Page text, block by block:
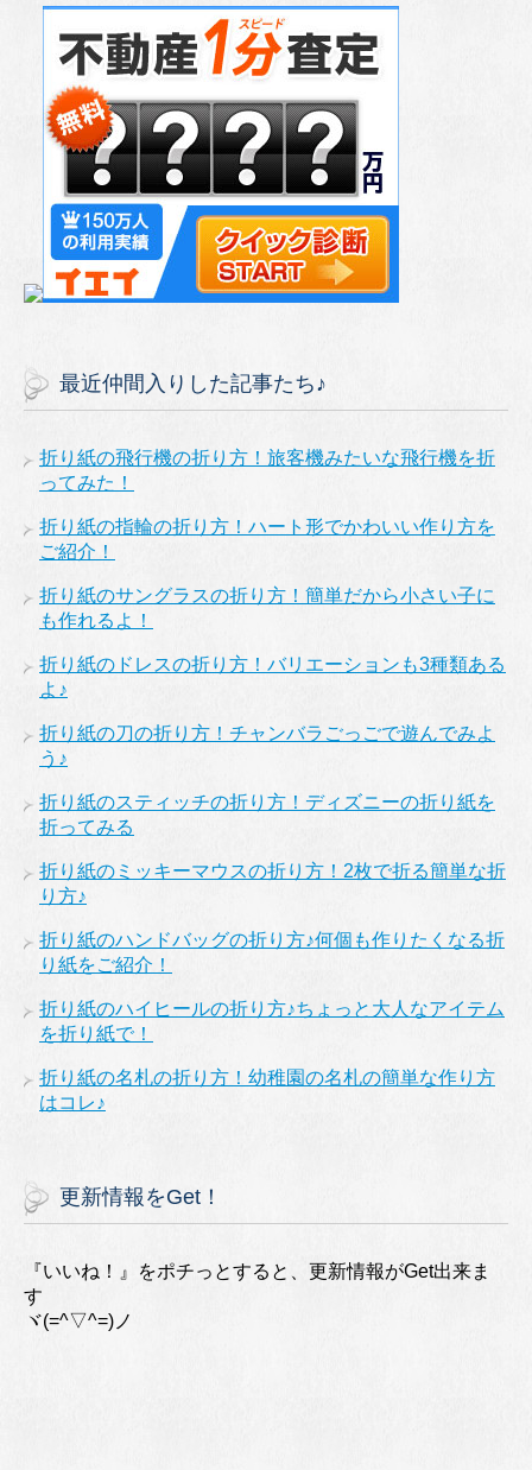
最近仲間入りした記事たち♪
折り紙の飛行機の折り方！旅客機みたいな飛行機を折
ってみた！
折り紙の指輪の折り方！ハート形でかわいい作り方を
ご紹介！
折り紙のサングラスの折り方！簡単だから小さい子に
も作れるよ！
折り紙のドレスの折り方！バリエーションも3種類ある
よ♪
折り紙の刀の折り方！チャンバラごっごで遊んでみよ
う♪
折り紙のスティッチの折り方！ディズニーの折り紙を
折ってみる
折り紙のミッキーマウスの折り方！2枚で折る簡単な折
り方♪
折り紙のハンドバッグの折り方♪何個も作りたくなる折
り紙をご紹介！
折り紙のハイヒールの折り方♪ちょっと大人なアイテム
を折り紙で！
折り紙の名札の折り方！幼稚園の名札の簡単な作り方
はコレ♪
更新情報をGet！
『いいね！』をポチっとすると、更新情報がGet出来ま
す
ヾ(=^▽^=)ノ